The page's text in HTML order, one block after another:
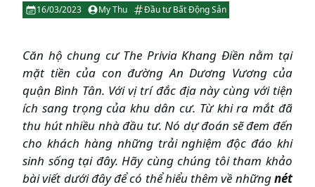
16/03/2023 My Thu Đầu tư Bất Động Sản
Căn hộ chung cư The Privia Khang Điền nằm tại
mặt tiền của con đường An Dương Vương của
quận Bình Tân. Với vị trí đắc địa này cùng với tiện
ích sang trọng của khu dân cư. Từ khi ra mắt đã
thu hút nhiều nhà đầu tư. Nó dự đoán sẽ đem đến
cho khách hàng những trải nghiệm độc đáo khi
sinh sống tại đây. Hãy cùng chúng tôi tham khảo
bài viết dưới đây để có thể hiểu thêm về nhữngnét